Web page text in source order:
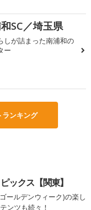
SC／埼玉県
しが詰まった南浦和の
ー
ランキング
ックス【関東】
ールデンウィーク)の楽し
ンツも続々！